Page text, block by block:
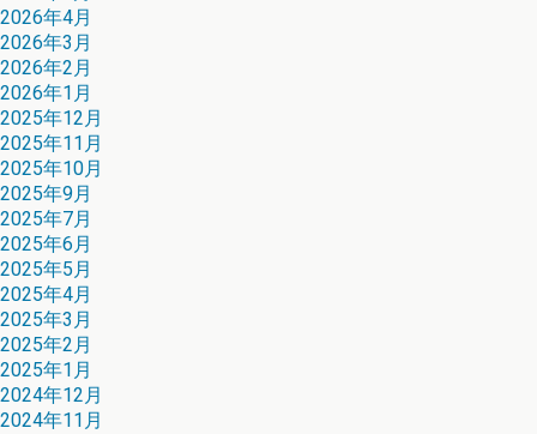
2026年4月
2026年3月
2026年2月
2026年1月
2025年12月
2025年11月
2025年10月
2025年9月
2025年7月
2025年6月
2025年5月
2025年4月
2025年3月
2025年2月
2025年1月
2024年12月
2024年11月